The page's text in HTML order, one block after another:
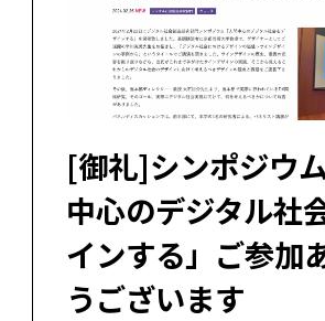
[御礼]シンポジウ
中心のデジタル社
インする」ご参加
うございます